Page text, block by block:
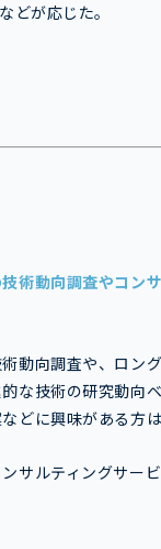
どが応じた。
技術動向調査やコン
動向調査や、ロン
な技術の研究動向
どに興味がある方は
サルティングサー